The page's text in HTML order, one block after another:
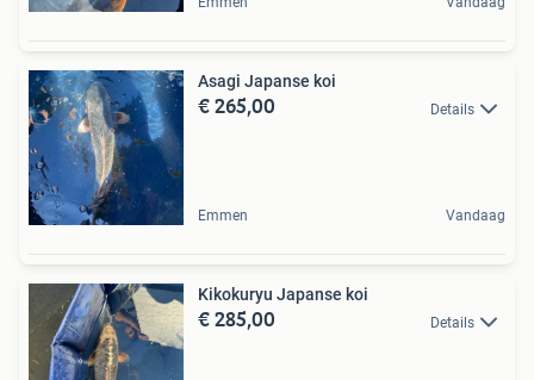
Asagi Japanse koi
€ 265,00 Details
Emmen Vandaag
Kikokuryu Japanse koi
€ 285,00 Details